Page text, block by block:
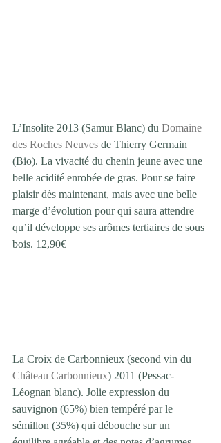
L’Insolite 2013 (Samur Blanc) du Domaine
des Roches Neuves de Thierry Germain
(Bio). La vivacité du chenin jeune avec une
belle acidité enrobée de gras. Pour se faire
plaisir dès maintenant, mais avec une belle
marge d’évolution pour qui saura attendre
qu’il développe ses arômes tertiaires de sous
bois. 12,90€
La Croix de Carbonnieux (second vin du
Château Carbonnieux) 2011 (Pessac-
Léognan blanc). Jolie expression du
sauvignon (65%) bien tempéré par le
sémillon (35%) qui débouche sur un